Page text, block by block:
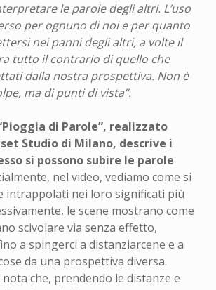
le parole degli altri. L’uso
per ognuno di noi e per quanto
nei panni degli altri, a volte il
tutto il contrario di quello che
dalla nostra prospettiva. Non è
ma di punti di vista”.
di Parole”, realizzato
Studio di Milano, descrive i
si possono subire le parole
nel video, vediamo come si
intrappolati nei loro significati più
le scene mostrano come
scivolare via senza effetto,
a spingerci a distanziarcene e a
da una prospettiva diversa.
che, prendendo le distanze e